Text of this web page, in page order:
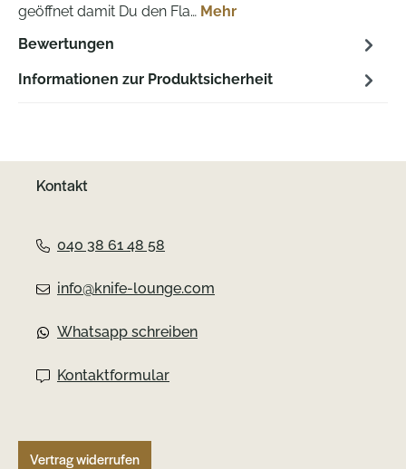
geöffnet damit Du den Fla… Mehr
Bewertungen
Informationen zur Produktsicherheit
Kontakt
040 38 61 48 58
info@knife-lounge.com
Whatsapp schreiben
Kontaktformular
Vertrag widerrufen